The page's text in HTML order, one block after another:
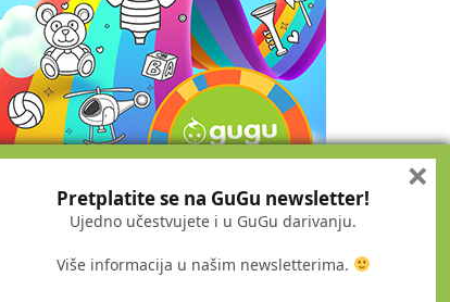
Pretplatite se na GuGu newsletter!
Ujedno učestvujete i u GuGu darivanju.
Više informacija u našim newsletterima.
×